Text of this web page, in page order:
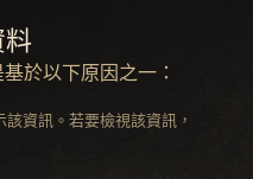
料
於以下原因之一：
資訊。若要檢視該資訊，